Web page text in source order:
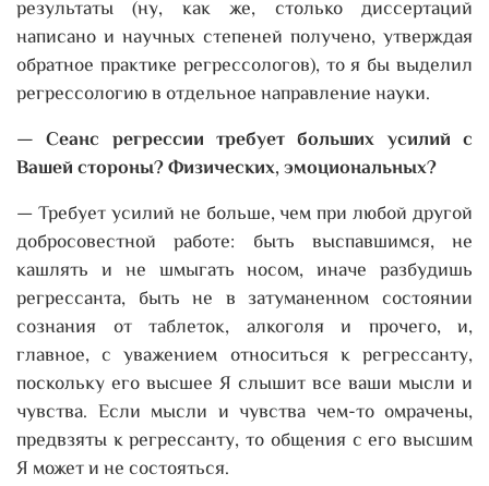
результаты (ну, как же, столько диссертаций
написано и научных степеней получено, утверждая
обратное практике регрессологов), то я бы выделил
регрессологию в отдельное направление науки.
— Сеанс регрессии требует больших усилий с
Вашей стороны? Физических, эмоциональных?
— Требует усилий не больше, чем при любой другой
добросовестной работе: быть выспавшимся, не
кашлять и не шмыгать носом, иначе разбудишь
регрессанта, быть не в затуманенном состоянии
сознания от таблеток, алкоголя и прочего, и,
главное, с уважением относиться к регрессанту,
поскольку его высшее Я слышит все ваши мысли и
чувства. Если мысли и чувства чем-то омрачены,
предвзяты к регрессанту, то общения с его высшим
Я может и не состояться.